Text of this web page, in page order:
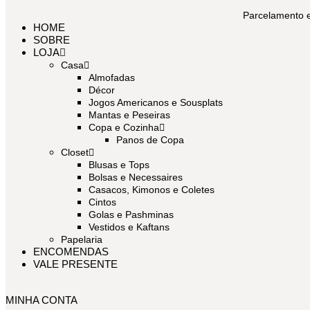
Parcelamento
HOME
SOBRE
LOJA
Casa
Almofadas
Décor
Jogos Americanos e Sousplats
Mantas e Peseiras
Copa e Cozinha
Panos de Copa
Closet
Blusas e Tops
Bolsas e Necessaires
Casacos, Kimonos e Coletes
Cintos
Golas e Pashminas
Vestidos e Kaftans
Papelaria
ENCOMENDAS
VALE PRESENTE
MINHA CONTA
COPA E COZINHA ,PANOS DE COPA
Pano de Copa Porquinho
O preço original era: R$ 65,00.
Pano de copa em tecido de algodão com acabamento feito à mão
Tamanho do tecido aberto: 45cm x 75cm